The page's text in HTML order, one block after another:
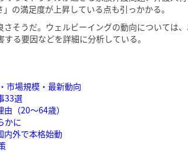
の満足度が上昇している点も引っかかる。
そうだ。ウェルビーイングの動向については
る要因などを詳細に分析している。
市場規模・最新動向
33選
（20〜64歳）
かに
外で本格始動